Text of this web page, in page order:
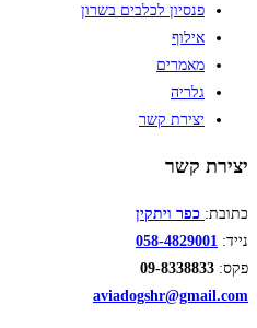
פנסיון לכלבים בשרון
אילוף
מאמרים
גלריה
יצירת קשר
יצירת קשר
כתובת: כפר ויתקין
נייד: 058-4829001
פקס:
aviadogshr@gmail.com